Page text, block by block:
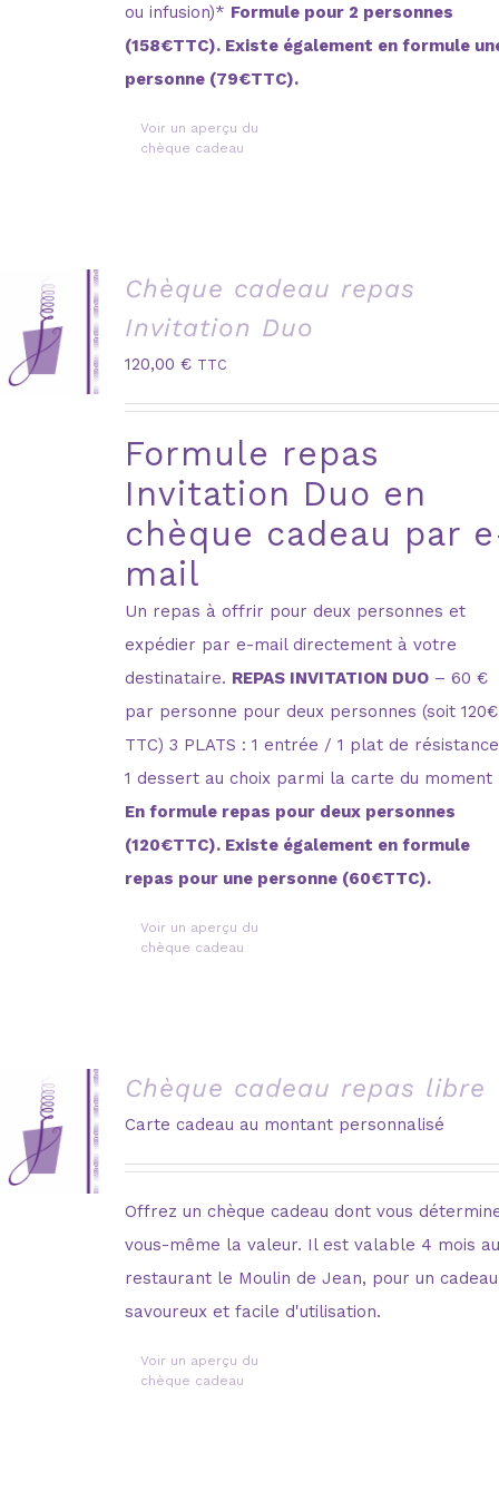
ou infusion)* Formule pour 2 personnes
(158€TTC). Existe également en formule
personne (79€TTC).
Voir un aperçu du
chèque cadeau
VOIR LA
CARTE
Chèque cadeau repas
Invitation Duo
120,00 € TTC
Formule repas
Invitation Duo en
chèque cadeau par
mail
Un repas à offrir pour deux personnes et
expédier par e-mail directement à votre
destinataire. REPAS INVITATION DUO– 60 €
par personne pour deux personnes (soit 120€
TTC) 3 PLATS : 1 entrée / 1 plat de
1 dessert au choix parmi la carte du moment
En formule repas pour deux personnes
(120€TTC). Existe également en formule
repas pour une personne (60€TTC).
Voir un aperçu du
chèque cadeau
VOIR LA
CARTE
Chèque cadeau repas libre
Carte cadeau au montant personnalisé
Offrez un chèque cadeau dont vous
vous-même la valeur. Il est valable 4 mois au
restaurant le Moulin de Jean, pour un cadeau
savoureux et facile d'utilisation.
Voir un aperçu du
chèque cadeau